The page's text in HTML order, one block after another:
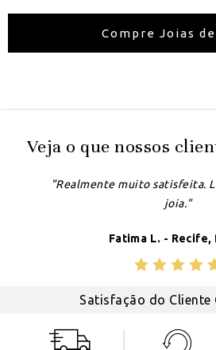
Compre Joias
Veja o que nossos
"Realmente muito satisfeita.
joia."
Fatima L. - Recife,
Satisfação do Cliente